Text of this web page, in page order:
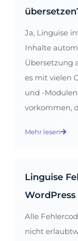
Ja, Linguise
Inhalte
Übersetzung
es mit vielen
und -
vorkommen,
Mehr lesen
Linguise
Alle
nicht